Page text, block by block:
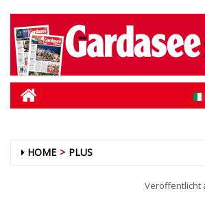
HOME PLUS
Veröffentlicht